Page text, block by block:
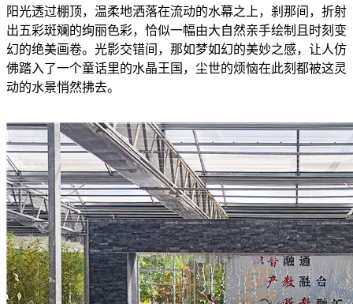
阳光透过棚顶，温柔地洒落在流动的水幕之上，刹那间，折射
出五彩斑斓的绚丽色彩，恰似一幅由大自然亲手绘制且时刻变
幻的绝美画卷。光影交错间，那如梦如幻的美妙之感，让人仿
佛踏入了一个童话里的水晶王国，尘世的烦恼在此刻都被这灵
动的水景悄然拂去。